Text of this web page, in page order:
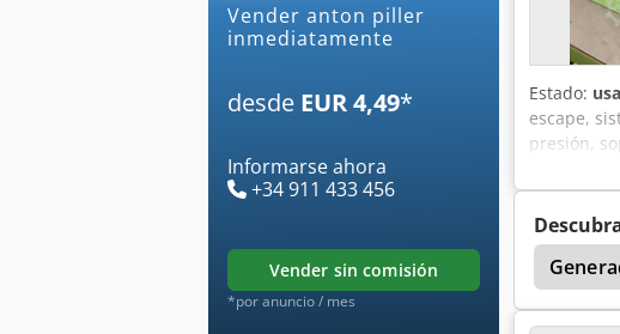
Vender anton piller
inmediatamente
desde EUR 4,49*
Informarse ahora
+34 911 433 456
vender sin comisión
*por anuncio / mes
Estado:
escape,
presión,
de
Rorf -Peso:
Marelli Generadores